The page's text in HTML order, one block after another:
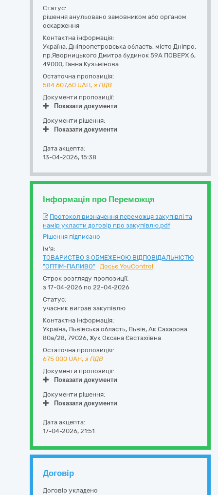
Статус:
рішення анульовано замовником або органом
оскарження
Контактна інформація:
Україна, Дніпропетровська область, місто Дніпро,
пр.Яворницького Дмитра будинок 59А ПОВЕРХ 6,
49000, Ганна Кузьмінова
Остаточна пропозиція:
584 607,60 UAH, з ПДВ
Документи пропозиції:
Показати документи
Документи рішення:
Показати документи
Дата акцепта:
13-04-2026, 15:38
Інформація про Переможця
Протокол визначення переможця закупівлі та
намір укласти договір про закупівлю.pdf
Рішення підписано
Ім'я:
ТОВАРИСТВО З ОБМЕЖЕНОЮ ВІДПОВІДАЛЬНІСТЮ
"ОПТІМ-ПАЛИВО"
Досьє YouControl
Строк розгляду пропозиції:
з 17-04-2026 по 22-04-2026
Статус:
учасник виграв закупівлю
Контактна інформація:
Україна, Львівська область, Львів, Ак.Сахарова
80а/28, 79026, Жук Оксана Євстахіївна
Остаточна пропозиція:
675 000 UAH, з ПДВ
Документи пропозиції:
Показати документи
Документи рішення:
Показати документи
Дата акцепта:
17-04-2026, 21:51
Договір
Договір укладено